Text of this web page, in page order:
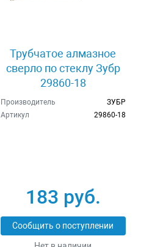
Трубчатое алмазное
сверло по стеклу Зубр
29860-18
Производитель
ЗУБР
Артикул
29860-18
183 руб.
Сообщить о поступлении